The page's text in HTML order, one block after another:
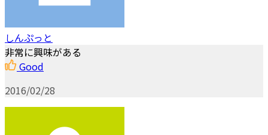
しんぷっと
非常に興味がある
Good
2016/02/28